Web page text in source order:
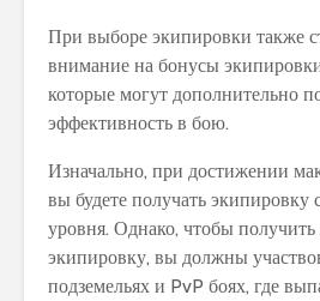
При выборе экипировки также
внимание на бонусы
которые могут дополнительно
эффективность в бою.
Изначально, при достижении
вы будете получать экипировку
уровня. Однако, чтобы
экипировку, вы должны
подземельях и PvP боях, где